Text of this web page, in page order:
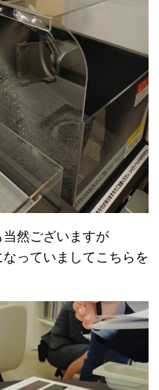
然ございますが
っていましてこちらを